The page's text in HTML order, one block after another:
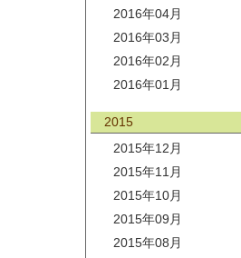
2016年04月
2016年03月
2016年02月
2016年01月
2015
2015年12月
2015年11月
2015年10月
2015年09月
2015年08月